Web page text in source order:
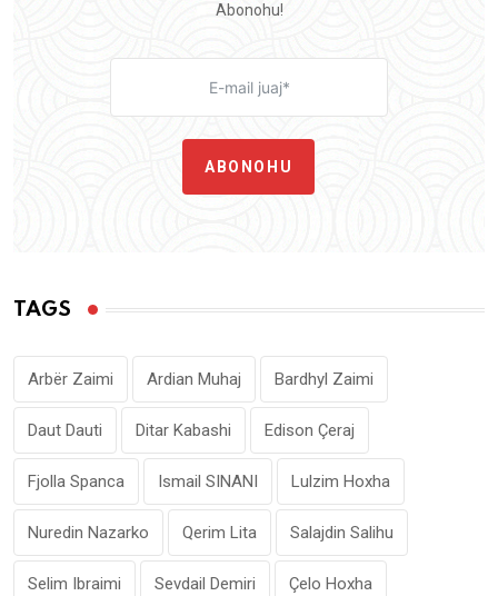
Abonohu!
ABONOHU
TAGS
Arbër Zaimi Ardian Muhaj Bardhyl Zaimi
Daut Dauti Ditar Kabashi Edison Çeraj
Fjolla Spanca Ismail SINANI Lulzim Hoxha
Nuredin Nazarko Qerim Lita Salajdin Salihu
Selim Ibraimi Sevdail Demiri Çelo Hoxha